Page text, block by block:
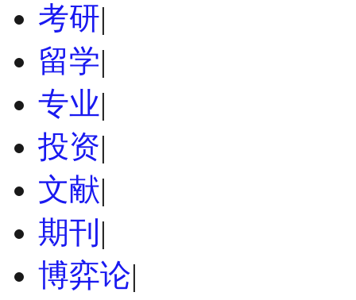
考研|
留学|
专业|
投资|
文献|
期刊 |
博弈论|